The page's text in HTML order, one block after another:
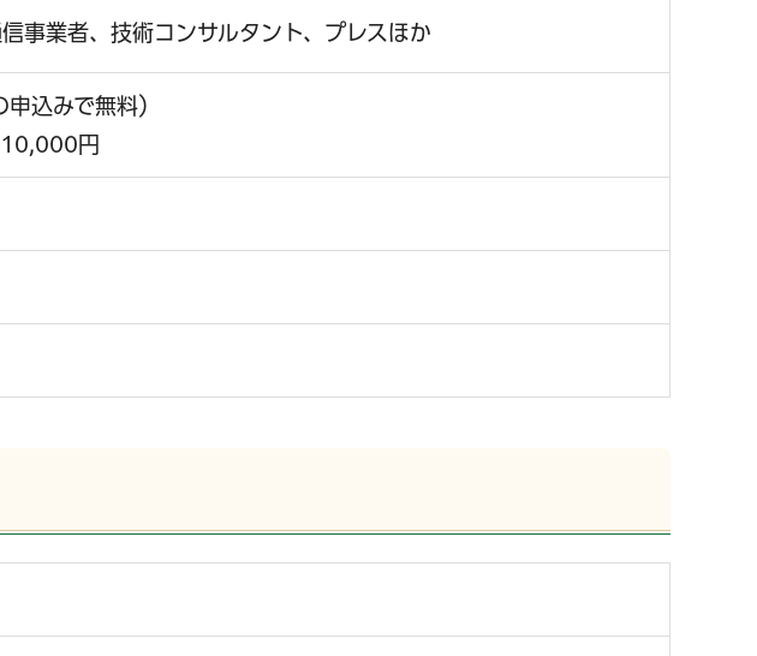
事業者、技術コンサルタント、プレスほか
込みで無料）
円